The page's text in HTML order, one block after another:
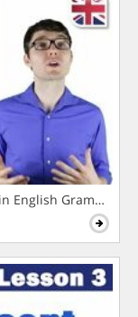
English Grammar